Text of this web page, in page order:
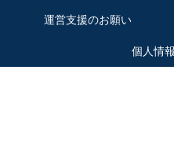
運営支援のお願い
個人情